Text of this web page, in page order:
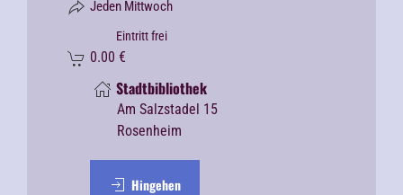
Jeden Mittwoch
Eintritt frei
0.00 €
Stadtbibliothek
Am Salzstadel 15
Rosenheim
Hingehen